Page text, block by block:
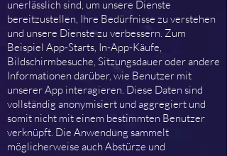
unerlässlich sind, um unsere Dienste
bereitzustellen, Ihre Bedürfnisse zu verstehen
und unsere Dienste zu verbessern. Zum
Beispiel App-Starts, In-App-Käufe,
Bildschirmbesuche, Sitzungsdauer oder andere
Informationen darüber, wie Benutzer mit
unserer App interagieren. Diese Daten sind
vollständig anonymisiert und aggregiert und
somit nicht mit einem bestimmten Benutzer
verknüpft. Die Anwendung sammelt
möglicherweise auch Abstürze und